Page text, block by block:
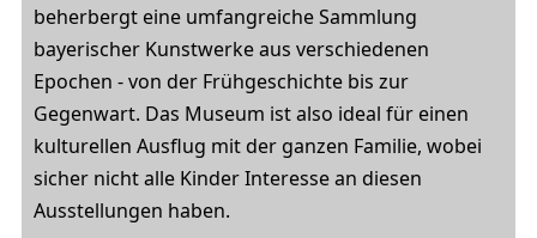
beherbergt eine umfangreiche Sammlung
bayerischer Kunstwerke aus verschiedenen
Epochen - von der Frühgeschichte bis zur
Gegenwart. Das Museum ist also ideal für einen
kulturellen Ausflug mit der ganzen Familie, wobei
sicher nicht alle Kinder Interesse an diesen
Ausstellungen haben.